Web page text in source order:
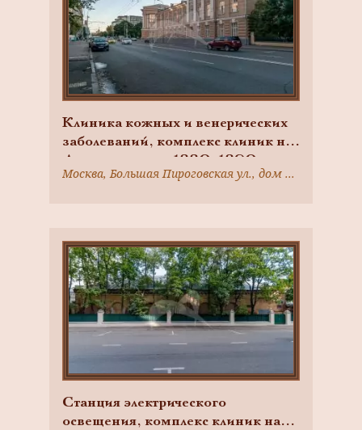
Клиника кожных и венерических
заболеваний, комплекс клиник на
Девичьем поле, 1880-1890-е гг.,
арх. Быковский К.М.
Москва, Большая Пироговская ул., дом 4, строение 1
Станция электрического
освещения, комплекс клиник на